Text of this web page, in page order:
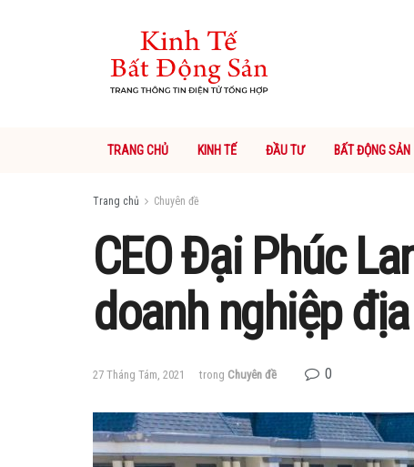
TRANG CHỦ KINH TẾ ĐẦU TƯ BẤT ĐỘNG SẢN
Trang chủ Chuyên đề
CEO Đại Phúc
doanh nghiệp
27 Tháng Tám, 2021 trong Chuyên đề 0